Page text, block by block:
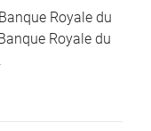
Royale du
Royale du